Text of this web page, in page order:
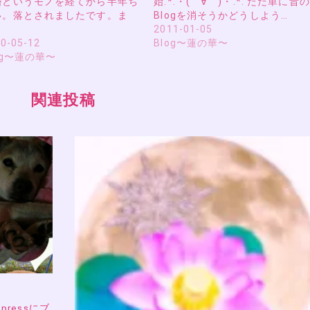
落とされましたです。ま
05-12
〜蓮の華〜
Blogを消そうかどうしよう…
2011-01-05
Blog〜蓮の華〜
関連投稿